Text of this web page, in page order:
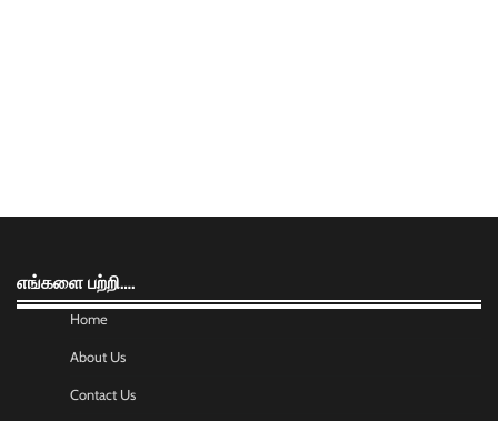
எங்களை பற்றி….
Home
About Us
Contact Us